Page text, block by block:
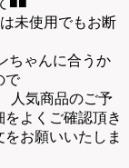
■■
未使用でもお断
ちゃんに合うか
で
人気商品のご予
よくご確認頂き
お願いいたしま